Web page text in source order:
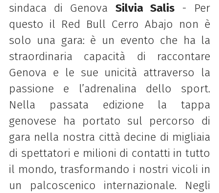
sindaca di Genova Silvia Salis- Per
questo il Red Bull Cerro Abajo non è
solo una gara: è un evento che ha la
straordinaria capacità di raccontare
Genova e le sue unicità attraverso la
passione e l’adrenalina dello sport.
Nella passata edizione la tappa
genovese ha portato sul percorso di
gara nella nostra città decine di migliaia
di spettatori e milioni di contatti in tutto
il mondo, trasformando i nostri vicoli in
un palcoscenico internazionale. Negli